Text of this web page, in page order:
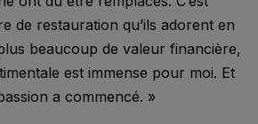
de restauration qu’ils adorent en
beaucoup de valeur financière,
est immense pour moi. Et
a commencé. »